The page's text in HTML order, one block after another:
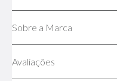
Sobre a Marca
Avaliações